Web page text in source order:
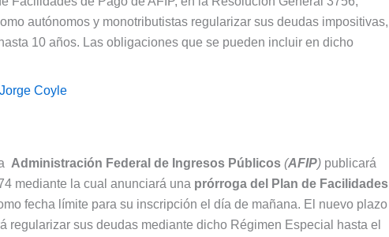
autónomos y monotributistas regularizar sus deudas impositivas,
10 años. Las obligaciones que se pueden incluir en dicho
Jorge Coyle
Administración Federal de Ingresos Públicos (AFIP) publicará
mediante la cual anunciará una prórroga del Plan de Facilidades
fecha límite para su inscripción el día de mañana. El nuevo plazo
regularizar sus deudas mediante dicho Régimen Especial hasta el